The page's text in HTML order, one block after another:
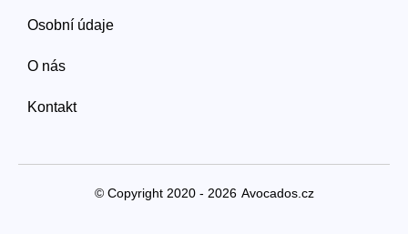
Osobní údaje
O nás
Kontakt
© Copyright 2020 - 2026 Avocados.cz